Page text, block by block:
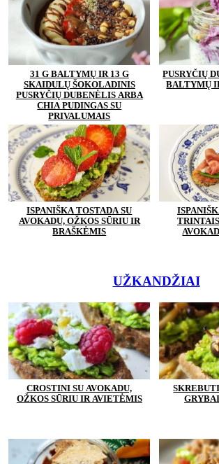
31 G BALTYMŲ IR 13 G
SKAIDULŲ ŠOKOLADINIS
PUSRYČIŲ DUBENĖLIS ARBA
CHIA PUDINGAS SU
PRIVALUMAIS
PUSRYČIŲ
BALTYMŲ
ISPANIŠKA TOSTADA SU
AVOKADU, OŽKOS SŪRIU IR
BRAŠKĖMIS
UŽKANDŽIAI
CROSTINI SU AVOKADU,
OŽKOS SŪRIU IR AVIETĖMIS